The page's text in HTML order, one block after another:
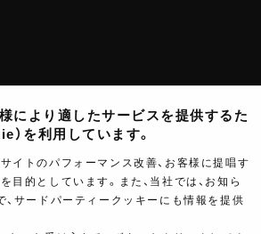
により適したサービスを提供するた
）を利用しています。
イトのパフォーマンス改善、お客様に提唱す
目的としています。また、当社では、お知ら
、サードパーティークッキーにも情報を提供